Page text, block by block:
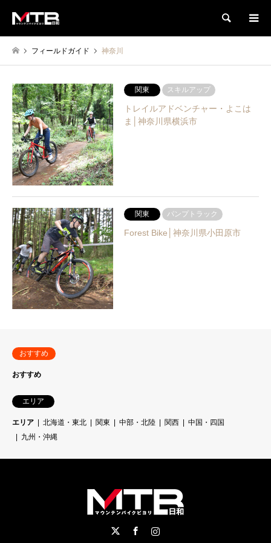
検索
フィールドガイド 神奈川
関東 スキルアップ
トレイルアドベンチャー・よこは
ま│神奈川県横浜市
関東 パンプトラック
Forest Bike│神奈川県小田原市
おすすめ
おすすめ
エリア
エリア 北海道・東北 関東 中部・北陸 関西
中国・四国
九州・沖縄